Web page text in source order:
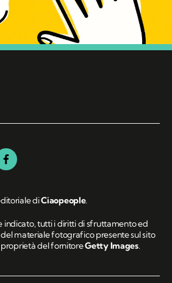
diCiaopeople.
indicato, tutti i diritti di sfruttamento ed
materiale fotografico presente sul sito
del fornitoreGetty Images.